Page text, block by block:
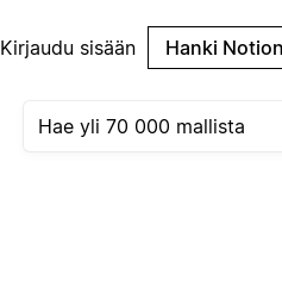
Kirjaudu sisään Hanki